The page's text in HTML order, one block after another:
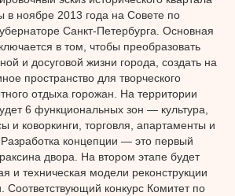
в ноябре 2013 года на Совете по
Санкт-Петербурга. Основная
в том, чтобы преобразовать
и досуговой жизни города, создать на
пространство для творческого
отдыха горожан. На территории
6 функциональных зон — культура,
и коворкинги, торговля, апартаменты и
концепции — это первый
двора. На втором этапе будет
и техническая модели реконструкции
Соответствующий конкурс Комитет по